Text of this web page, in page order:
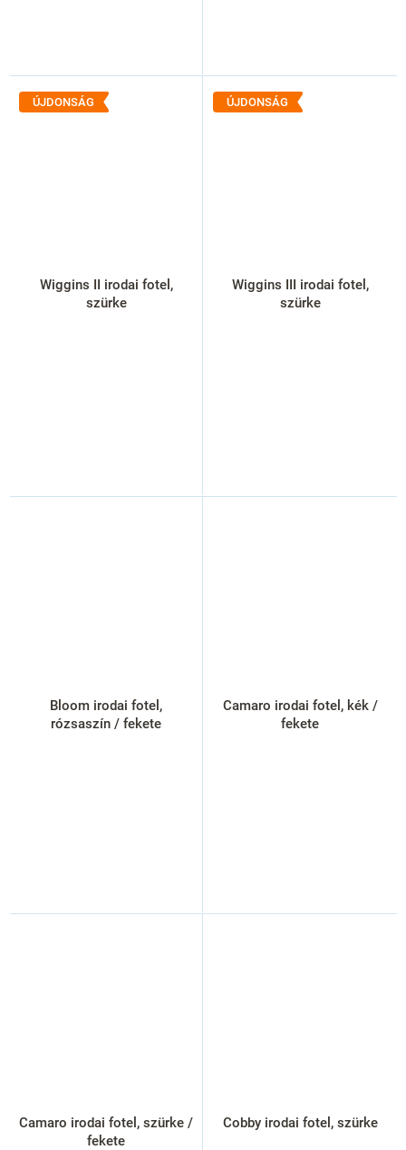
ÚJDONSÁG
Wiggins II irodai fotel,
szürke
ÚJDONSÁG
Wiggins III irodai fotel,
szürke
Bloom irodai fotel,
rózsaszín / fekete
Camaro irodai fotel, kék /
fekete
Camaro irodai fotel, szürke /
fekete
Cobby irodai fotel, szürke